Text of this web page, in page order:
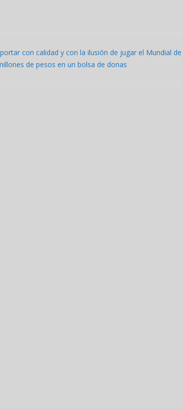
con calidad y con la ilusión de jugar el Mundial de
de pesos en un bolsa de donas